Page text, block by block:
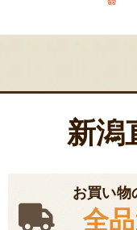
新潟
お買い物
全